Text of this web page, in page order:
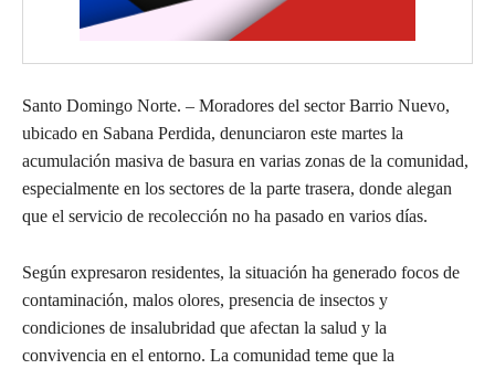
Santo Domingo Norte. – Moradores del sector Barrio Nuevo,
ubicado en Sabana Perdida, denunciaron este martes la
acumulación masiva de basura en varias zonas de la comunidad,
especialmente en los sectores de la parte trasera, donde alegan
que el servicio de recolección no ha pasado en varios días.
Según expresaron residentes, la situación ha generado focos de
contaminación, malos olores, presencia de insectos y
condiciones de insalubridad que afectan la salud y la
convivencia en el entorno. La comunidad teme que la